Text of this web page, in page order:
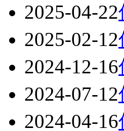
2025-04-22
2025-02-12
2024-12-16
2024-07-12
2024-04-16